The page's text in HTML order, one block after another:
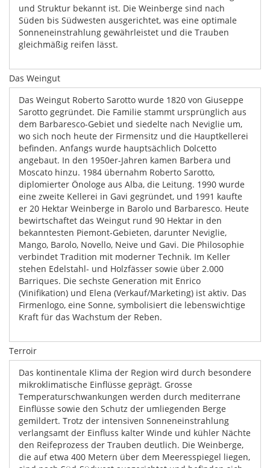
und Struktur bekannt ist. Die Weinberge sind nach
Süden bis Südwesten ausgerichtet, was eine optimale
Sonneneinstrahlung gewährleistet und die Trauben
gleichmäßig reifen lässt.
Das Weingut
Das Weingut Roberto Sarotto wurde 1820 von Giuseppe
Sarotto gegründet. Die Familie stammt ursprünglich aus
dem Barbaresco-Gebiet und siedelte nach Neviglie um,
wo sich noch heute der Firmensitz und die Hauptkellerei
befinden. Anfangs wurde hauptsächlich Dolcetto
angebaut. In den 1950er-Jahren kamen Barbera und
Moscato hinzu. 1984 übernahm Roberto Sarotto,
diplomierter Önologe aus Alba, die Leitung. 1990 wurde
eine zweite Kellerei in Gavi gegründet, und 1991 kaufte
er 20 Hektar Weinberge in Barolo und Barbaresco. Heute
bewirtschaftet das Weingut rund 90 Hektar in den
bekanntesten Piemont-Gebieten, darunter Neviglie,
Mango, Barolo, Novello, Neive und Gavi. Die Philosophie
verbindet Tradition mit moderner Technik. Im Keller
stehen Edelstahl- und Holzfässer sowie über 2.000
Barriques. Die sechste Generation mit Enrico
(Vinifikation) und Elena (Verkauf/Marketing) ist aktiv. Das
Firmenlogo, eine Sonne, symbolisiert die lebenswichtige
Kraft für das Wachstum der Reben.
Terroir
Das kontinentale Klima der Region wird durch besondere
mikroklimatische Einflüsse geprägt. Grosse
Temperaturschwankungen werden durch mediterrane
Einflüsse sowie den Schutz der umliegenden Berge
gemildert. Trotz der intensiven Sonneneinstrahlung
verlangsamt der Einfluss kalter Winde und kühler Nächte
den Reifeprozess der Trauben deutlich. Die Weinberge,
die auf etwa 400 Metern über dem Meeresspiegel liegen,